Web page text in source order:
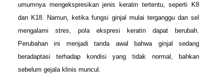
umumnya mengekspresikan jenis keratin tertentu, seperti K8
dan K18. Namun, ketika fungsi ginjal mulai terganggu dan sel
mengalami stres, pola ekspresi keratin dapat berubah.
Perubahan ini menjadi tanda awal bahwa ginjal sedang
beradaptasi terhadap kondisi yang tidak normal, bahkan
sebelum gejala klinis muncul.